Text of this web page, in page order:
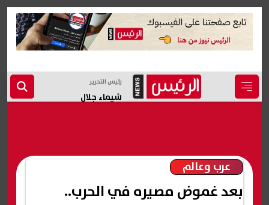
رئيس التحرير
شيماء جلال
عرب وعالم
بعد غموض مصيره في الحرب..